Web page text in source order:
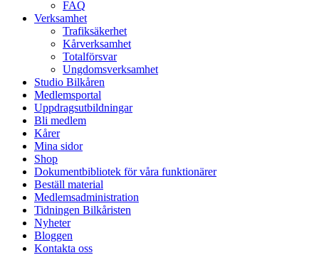
FAQ
Verksamhet
Trafiksäkerhet
Kårverksamhet
Totalförsvar
Ungdomsverksamhet
Studio Bilkåren
Medlemsportal
Uppdragsutbildningar
Bli medlem
Kårer
Mina sidor
Shop
Dokumentbibliotek för våra funktionärer
Beställ material
Medlemsadministration
Tidningen Bilkåristen
Nyheter
Bloggen
Kontakta oss